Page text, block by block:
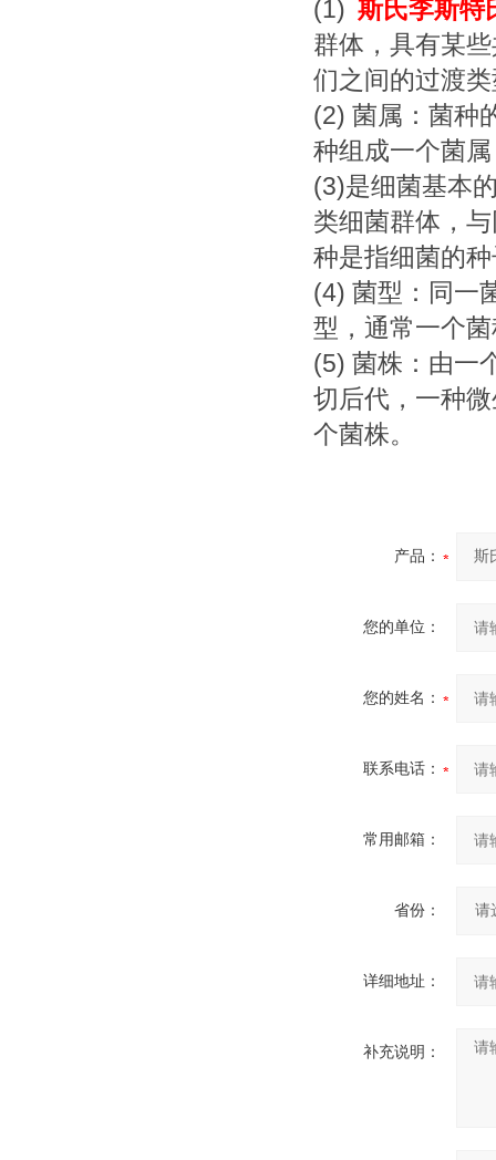
(1) 斯氏李斯特
群体，具有某
们之间的过渡
(2) 菌属：菌种
种组成一个菌
(3)是细菌基本
类细菌群体，
种是指细菌的
(4) 菌型：同一
型，通常一个
(5) 菌株：由一
切后代，一种
个菌株。
产品：
您的单位：
您的姓名：
联系电话：
常用邮箱：
省份：
详细地址：
补充说明：